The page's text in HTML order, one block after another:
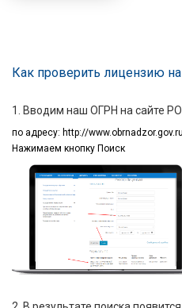
Как проверить лицензию
1. Вводим наш ОГРН на сайте
по адресу: http://
Нажимаем кнопку Поиск